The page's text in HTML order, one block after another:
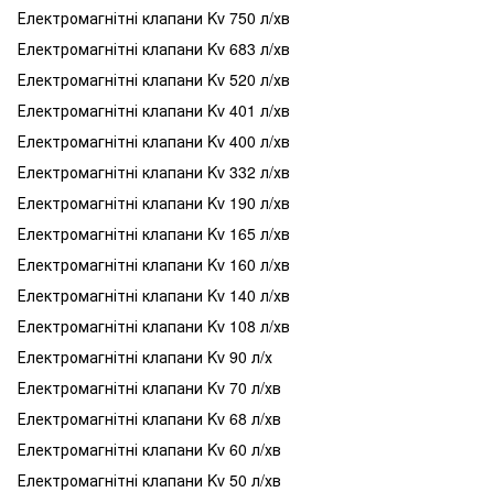
Електромагнітні клапани Kv 750 л/хв
Електромагнітні клапани Kv 683 л/хв
Електромагнітні клапани Kv 520 л/хв
Електромагнітні клапани Kv 401 л/хв
Електромагнітні клапани Kv 400 л/хв
Електромагнітні клапани Kv 332 л/хв
Електромагнітні клапани Kv 190 л/хв
Електромагнітні клапани Kv 165 л/хв
Електромагнітні клапани Kv 160 л/хв
Електромагнітні клапани Kv 140 л/хв
Електромагнітні клапани Kv 108 л/хв
Електромагнітні клапани Kv 90 л/х
Електромагнітні клапани Kv 70 л/хв
Електромагнітні клапани Kv 68 л/хв
Електромагнітні клапани Kv 60 л/хв
Електромагнітні клапани Kv 50 л/хв